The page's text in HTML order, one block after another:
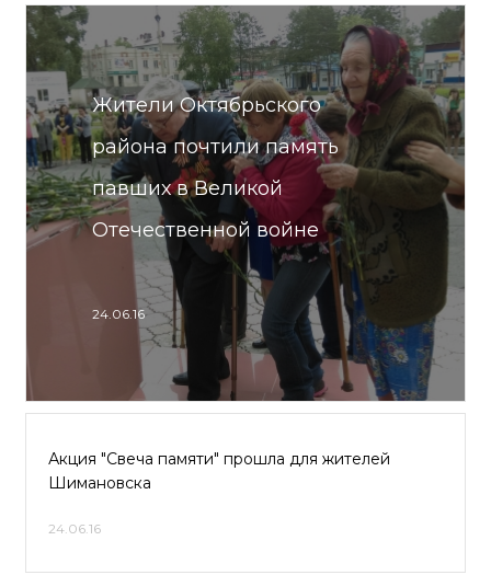
Жители Октябрьского
района почтили память
павших в Великой
Отечественной войне
24.06.16
Акция "Свеча памяти" прошла для жителей
Шимановска
24.06.16